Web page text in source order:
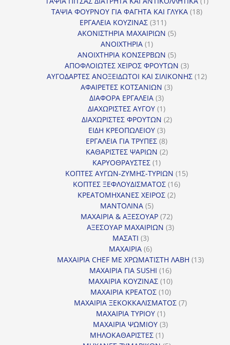
ΤΑΨΙΑ ΦΟΥΡΝΟΥ ΓΙΑ ΦΑΓΗΤΑ ΚΑΙ ΓΛΥΚΑ 1818
ΕΡΓΑΛΕΙΑ ΚΟΥΖΙΝΑΣ 311311
προϊόντα
ΑΚΟΝΙΣΤΗΡΙΑ ΜΑΧΑΙΡΙΩΝ 55
ΑΝΟΙΧΤΗΡΙΑ 11
προϊόν
ΑΝΟΙΧΤΗΡΙΑ ΚΟΝΣΕΡΒΩΝ 55
προϊόντα
ΑΠΟΦΛΟΙΩΤΕΣ ΧΕΙΡΟΣ ΦΡΟΥΤΩΝ 33
προϊόντα
ΑΥΓΟΔΑΡΤΕΣ ΑΝΟΞΕΙΔΩΤΟΙ ΚΑΙ ΣΙΛΙΚΟΝΗΣ 1212
ΑΦΑΙΡΕΤΕΣ ΚΟΤΣΑΝΙΩΝ 33
ΔΙΑΦΟΡΑ ΕΡΓΑΛΕΙΑ 33
προϊόντα
ΔΙΑΧΩΡΙΣΤΕΣ ΑΥΓΟΥ 11
προϊόν
ΔΙΑΧΩΡΙΣΤΕΣ ΦΡΟΥΤΩΝ 22
ΕΙΔΗ ΚΡΕΟΠΩΛΕΙΟΥ 33
προϊόντα
ΕΡΓΑΛΕΙΑ ΓΙΑ ΤΡΥΠΕΣ 88
προϊόντα
ΚΑΘΑΡΙΣΤΕΣ ΨΑΡΙΩΝ 22
ΚΑΡΥΟΘΡΑΥΣΤΕΣ 11
προϊόν
ΚΟΠΤΕΣ ΑΥΓΩΝ-ΖΥΜΗΣ-ΤΥΡΙΩΝ 1515
ΚΟΠΤΕΣ ΞΕΦΛΟΥΔΙΣΜΑΤΟΣ 1616
ΚΡΕΑΤΟΜΗΧΑΝΕΣ ΧΕΙΡΟΣ 22
ΜΑΝΤΟΛΙΝΑ 55
προϊόντα
ΜΑΧΑΙΡΙΑ & ΑΞΕΣΟΥΑΡ 7272
προϊόντα
ΑΞΕΣΟΥΑΡ ΜΑΧΑΙΡΙΩΝ 33
ΜΑΣΑΤΙ 33
προϊόντα
ΜΑΧΑΙΡΙΑ 66
προϊόντα
ΜΑΧΑΙΡΙΑ CHEF ΜΕ ΧΡΩΜΑΤΙΣΤΗ ΛΑΒΗ 1313
ΜΑΧΑΙΡΙΑ ΓΙΑ SUSHI 1616
προϊόντα
ΜΑΧΑΙΡΙΑ ΚΟΥΖΙΝΑΣ 1010
προϊόντα
ΜΑΧΑΙΡΙΑ ΚΡΕΑΤΟΣ 1010
προϊόντα
ΜΑΧΑΙΡΙΑ ΞΕΚΟΚΚΑΛΙΣΜΑΤΟΣ 77
ΜΑΧΑΙΡΙΑ ΤΥΡΙΟΥ 11
προϊόν
ΜΑΧΑΙΡΙΑ ΨΩΜΙΟΥ 33
ΜΗΛΟΚΑΘΑΡΙΣΤΕΣ 11